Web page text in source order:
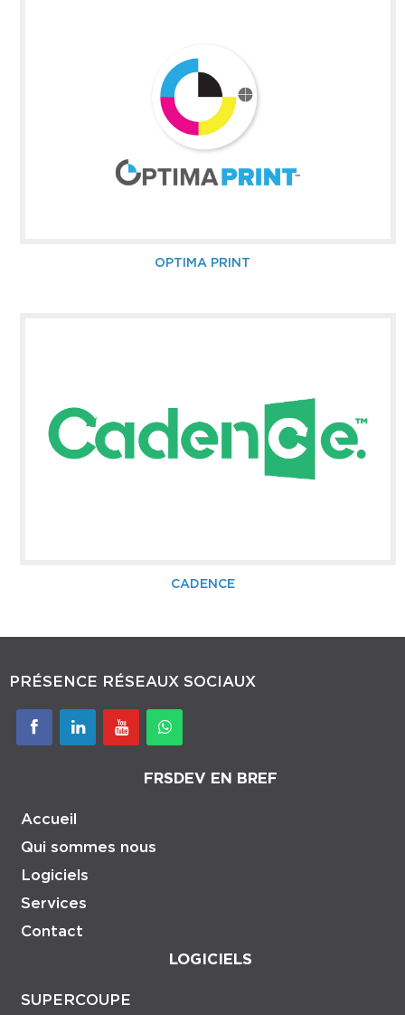
OPTIMA PRINT
CADENCE
PRÉSENCE RÉSEAUX SOCIAUX
FRSDEV EN BREF
Accueil
Qui sommes nous
Logiciels
Services
Contact
LOGICIELS
SUPERCOUPE